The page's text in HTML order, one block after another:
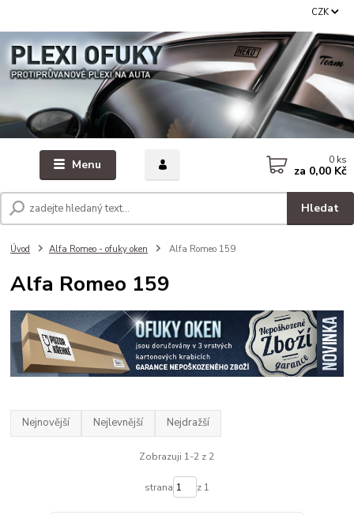
Menu
CZK
Hledat
0 ks
za 0,00 Kč
Úvod Alfa Romeo - ofuky oken Alfa Romeo 159
Alfa Romeo 159
Nejnovější Nejlevnější Nejdražší
Zobrazuji 1-2 z 2
strana z 1